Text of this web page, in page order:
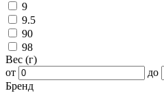
9
9.5
90
98
Вес (г)
от
до
Бренд